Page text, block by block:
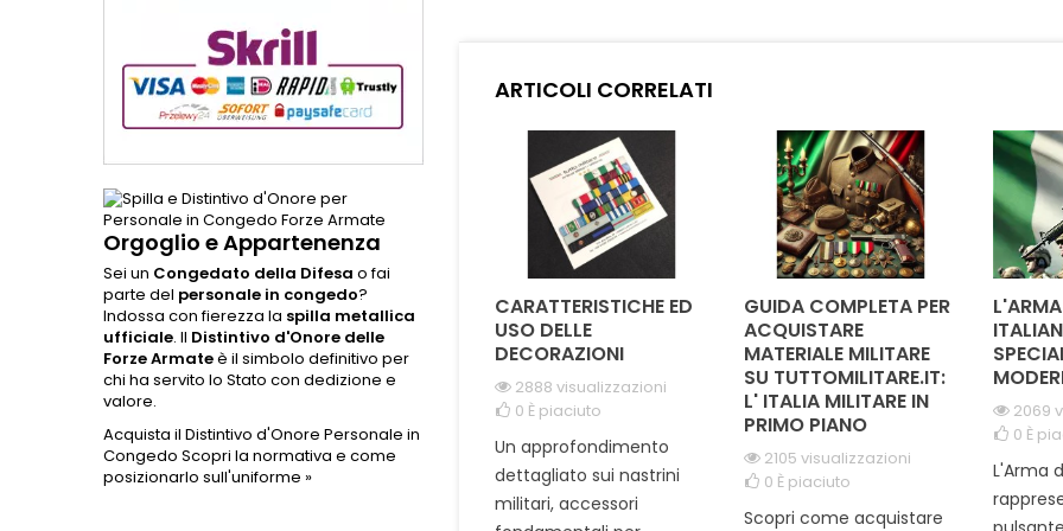
Orgoglio e Appartenenza
Sei un Congedato della Difesa o fai
parte del personale in congedo?
Indossa con fierezza la spilla metallica
ufficiale. Il Distintivo d'Onore delle
Forze Armateè il simbolo definitivo per
chi ha servito lo Stato con dedizione e
valore.
Acquista il Distintivo d'Onore Personale in
Congedo Scopri la normativa e come
posizionarlo sull'uniforme »
dorata che simboleggia
per uniformi o...
Indossarlo significa...
ARTICOLI CORRELATI
LE
ORIGINALI
?
1965 visualizzazioni
come riconoscere
QUAL È LA DIFFERENZA
TRA LA CORDURA
1000D E IL NYLON NEI
PORTA CARICATORI E
978 visualizzazioni
0È piaciuto
CARATTERISTICHE ED
USO DELLE
DECORAZIONI
2888 visualizzazioni
0 È piaciuto
Un approfondimento
dettagliato sui nastrini
militari, accessori
GUIDA COMPLETA PER
ACQUISTARE
MATERIALE MILITARE
SU TUTTOMILITARE.IT:
L' ITALIA MILITARE IN
PRIMO PIANO
2105 visualizzazioni
0 È piaciuto
Scopri come acquistare
2069
0 È
L'Arma